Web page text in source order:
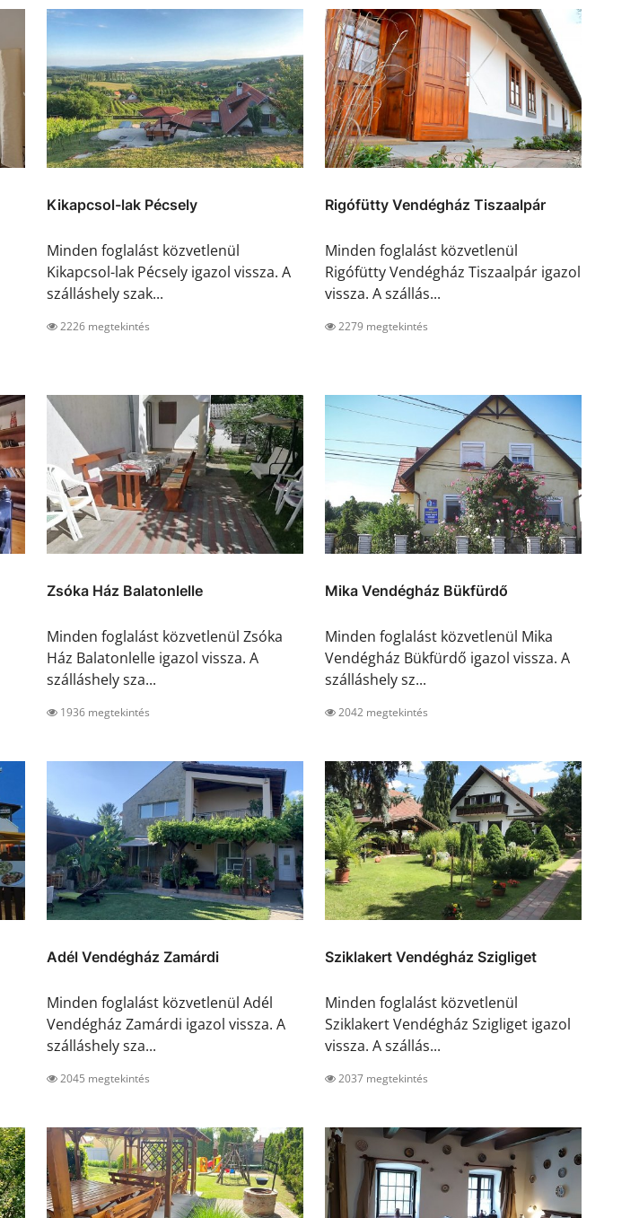
Kikapcsol-lak Pécsely
Minden foglalást közvetlenül
Kikapcsol-lak Pécsely igazol vissza. A
szálláshely szak...
2226 megtekintés
Rigófütty Vendégház Tiszaalpár
Minden foglalást közvetlenül
Rigófütty Vendégház Tiszaalpár igazol
vissza. A szállás...
2279 megtekintés
Zsóka Ház Balatonlelle
Minden foglalást közvetlenül Zsóka
Ház Balatonlelle igazol vissza. A
szálláshely sza...
1936 megtekintés
Mika Vendégház Bükfürdő
Minden foglalást közvetlenül Mika
Vendégház Bükfürdő igazol vissza. A
szálláshely sz...
2042 megtekintés
Adél Vendégház Zamárdi
Minden foglalást közvetlenül Adél
Vendégház Zamárdi igazol vissza. A
szálláshely sza...
2045 megtekintés
Sziklakert Vendégház Szigliget
Minden foglalást közvetlenül
Sziklakert Vendégház Szigliget igazol
vissza. A szállás...
2037 megtekintés